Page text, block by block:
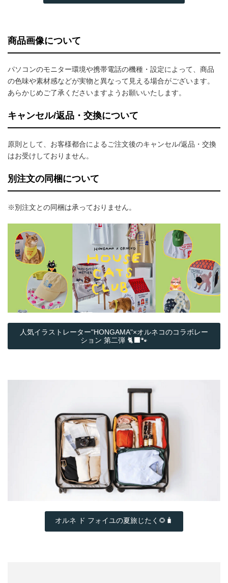
商品画像について
パソコンのモニター環境や携帯電話の機種・設定によって、商品
の色味や素材感などが実物と異なって見える場合がございます。
あらかじめご了承くださいますようお願いいたします。
キャンセル/返品・交換について
原則として、お客様都合によるご注文後のキャンセル/返品・交換
はお受けしておりません。
別注文の同梱について
※別注文との同梱は承っておりません。
人気イラストレーター"HONGAMA"×オルネコの​コラボレー
ション 第二弾 🐈‍⬛🐾
オルネ ド フォイユの夏旅じたく🌻🧳